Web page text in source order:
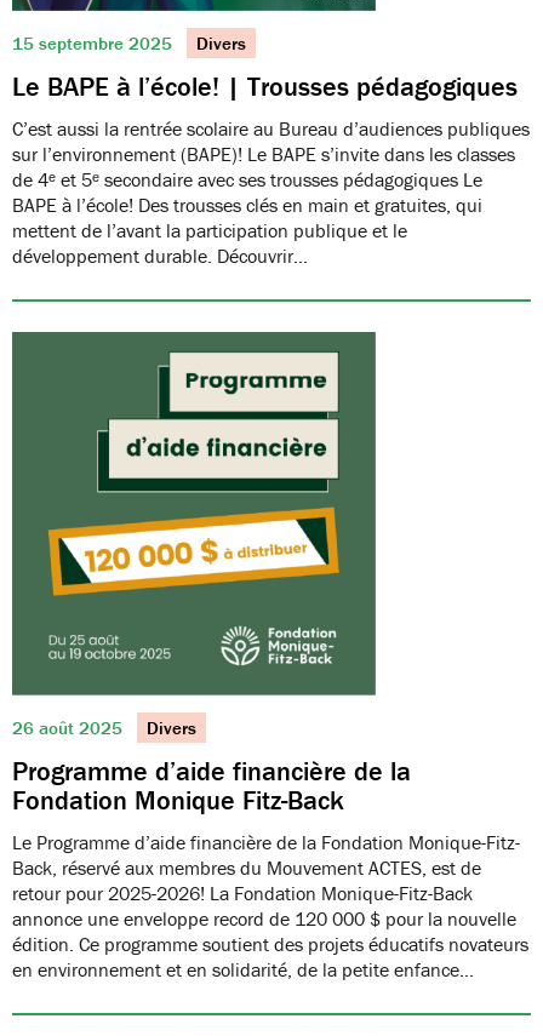
15 septembre 2025 Divers
Le BAPE à l’école! | Trousses pédagogiques
C’est aussi la rentrée scolaire au Bureau d’audiences publiques
sur l’environnement (BAPE)! Le BAPE s’invite dans les classes
de 4ᵉ et 5ᵉ secondaire avec ses trousses pédagogiques Le
BAPE à l’école! Des trousses clés en main et gratuites, qui
mettent de l’avant la participation publique et le
développement durable. Découvrir…
26 août 2025 Divers
Programme d’aide financière de la
Fondation Monique Fitz-Back
Le Programme d’aide financière de la Fondation Monique-Fitz-
Back, réservé aux membres du Mouvement ACTES, est de
retour pour 2025-2026! La Fondation Monique-Fitz-Back
annonce une enveloppe record de 120 000 $ pour la nouvelle
édition. Ce programme soutient des projets éducatifs novateurs
en environnement et en solidarité, de la petite enfance…